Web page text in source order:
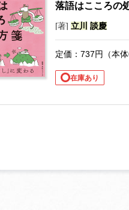
落語はこころの
[著] 立川 談慶
定価： 737円（本体
在庫あり